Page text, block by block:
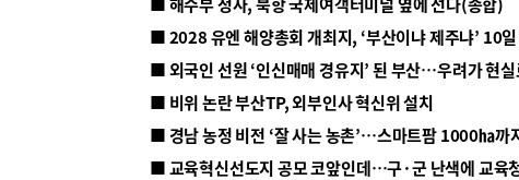
■ 2028 유엔 해양총회 개최지, ‘부산이냐 제주냐’ 10
■ 외국인 선원 ‘인신매매 경유지’ 된 부산…우려가 현실
■ 비위 논란 부산TP, 외부인사 혁신위 설치